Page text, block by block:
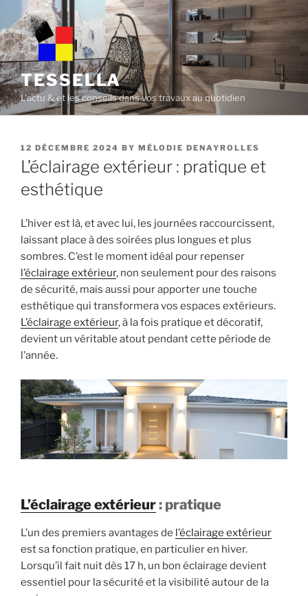
content
TESSELLA
L'actu & et les conseils dans vos travaux au quotidien
POSTED
ON
12 DÉCEMBRE 2024 BY MÉLODIE DENAYROLLES
L’éclairage extérieur : pratique et
esthétique
L’hiver est là, et avec lui, les journées raccourcissent,
laissant place à des soirées plus longues et plus
sombres. C’est le moment idéal pour repenser
l’éclairage extérieur, non seulement pour des raisons
de sécurité, mais aussi pour apporter une touche
esthétique qui transformera vos espaces extérieurs.
L’éclairage extérieur, à la fois pratique et décoratif,
devient un véritable atout pendant cette période de
l’année.
L’éclairage extérieur: pratique
L’un des premiers avantages de l’éclairage extérieur
est sa fonction pratique, en particulier en hiver.
Lorsqu’il fait nuit dès 17 h, un bon éclairage devient
essentiel pour la sécurité et la visibilité autour de la